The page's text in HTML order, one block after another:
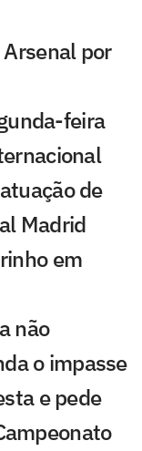
por
feira
de
Madrid
em
não
o impasse
e pede